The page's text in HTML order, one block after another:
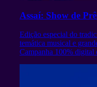
Assaí: Show de
Edição especial do
temática musical e
Campanha 100% digital